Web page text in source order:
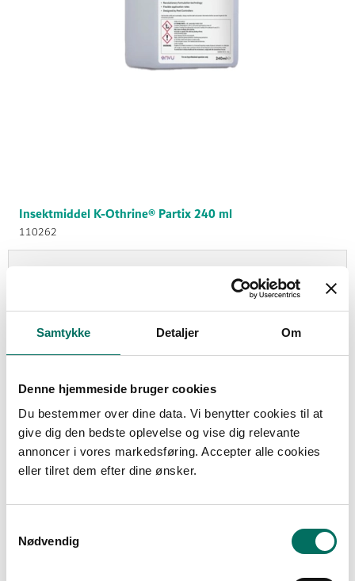
Samtykke Detaljer Om
Denne hjemmeside bruger cookies
Du bestemmer over dine data. Vi benytter cookies til at
give dig den bedste oplevelse og vise dig relevante
annoncer i vores markedsføring. Accepter alle cookies
eller tilret dem efter dine ønsker.
Nødvendig
Insektmiddel K-Othrine® Partix 240 ml
110262